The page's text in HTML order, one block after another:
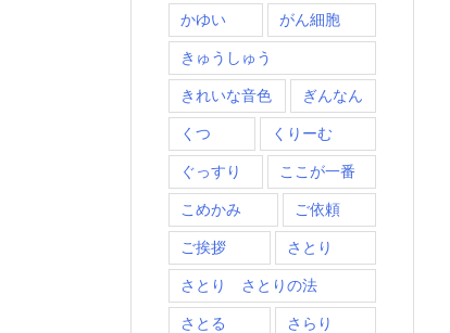
かゆい がん細胞
きゅうしゅう
きれいな音色 ぎんなん
くつ くりーむ
ぐっすり ここが一番
こめかみ ご依頼
ご挨拶 さとり
さとり さとりの法
さとる さらり